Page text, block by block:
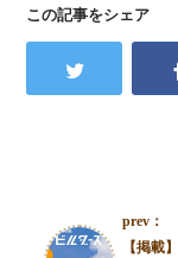
この記事をシェア
prev：
【掲載